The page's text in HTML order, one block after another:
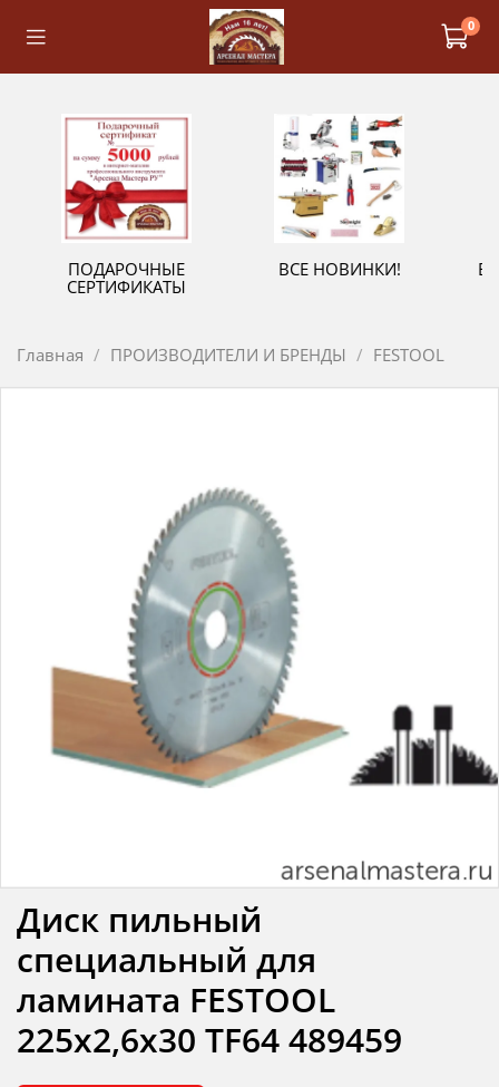
0
ПОДАРОЧНЫЕ
СЕРТИФИКАТЫ
ВСЕ НОВИНКИ!
Главная ПРОИЗВОДИТЕЛИ И БРЕНДЫ FESTOOL
Диск пильный
специальный для
ламината FESTOOL
225x2,6x30 TF64 489459